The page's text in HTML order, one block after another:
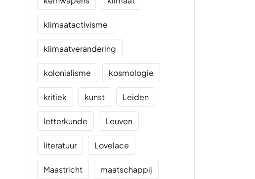
klimaatactivisme
klimaatverandering
kolonialisme kosmologie
kritiek kunst Leiden
letterkunde Leuven
literatuur Lovelace
Maastricht maatschappij